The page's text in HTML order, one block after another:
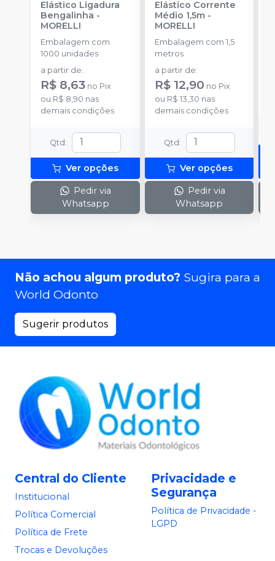
Elástico Ligadura
Bengalinha -
MORELLI
Embalagem com
1000 unidades
a partir de:
R$ 8,63 no Pix
ou R$ 8,90 nas
demais condições
Qtd :
Ver opções
Pedir via
Whatsapp
Elástico Corrente
Médio 1,5m-
MORELLI
Embalagem com 1,5
metros
a partir de:
R$ 12,90 no Pix
ou R$ 13,30 nas
demais condições
Qtd :
Ver opções
Pedir via
Whatsapp
Não achou algum produto? Sugira para a
World Odonto
Sugerir produtos
Central do Cliente
Institucional
Política Comercial
Política de Frete
Trocas e Devoluções
Privacidade e
Segurança
Política de Privacidade -
LGPD